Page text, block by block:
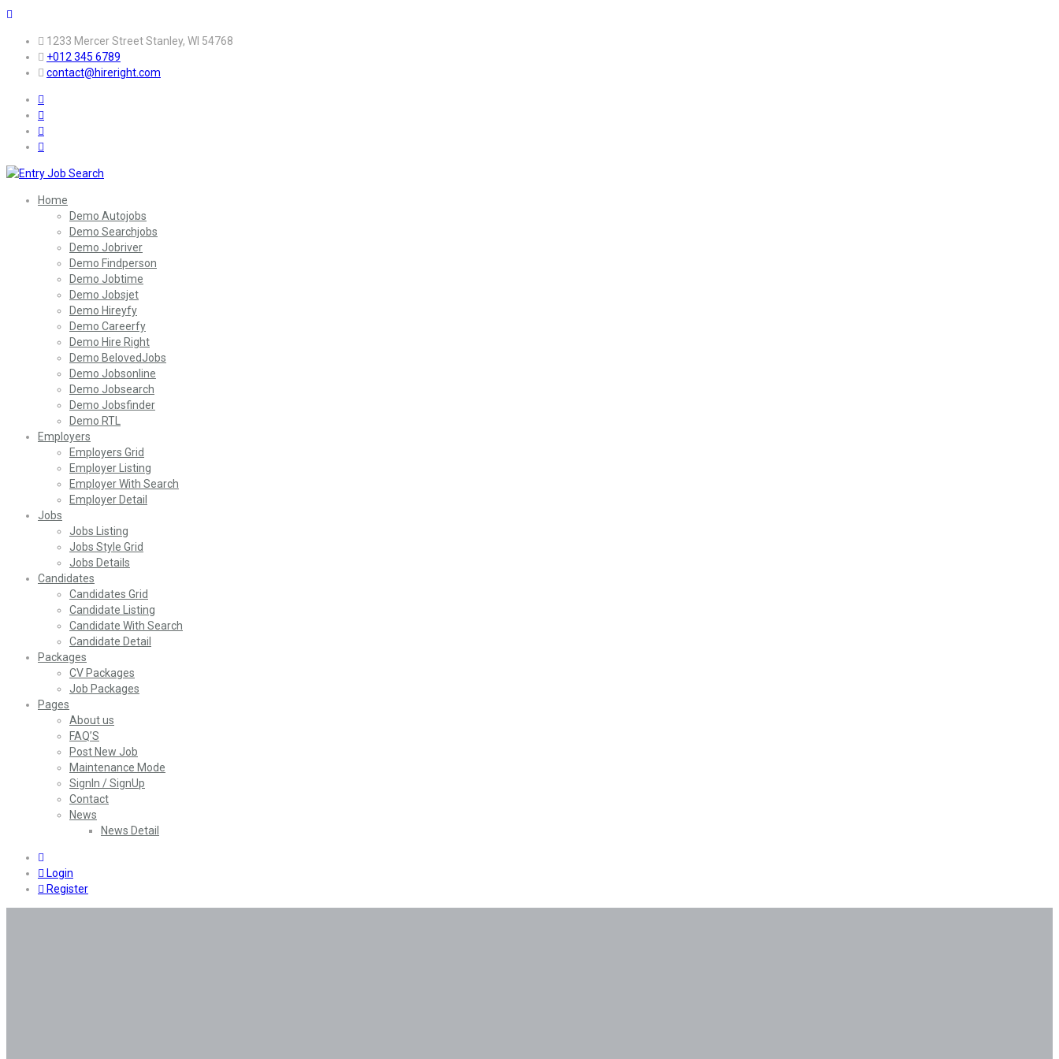
1233 Mercer Street Stanley, WI 54768
+012 345 6789
contact@hireright.com
Home
Demo Autojobs
Demo Searchjobs
Demo Jobriver
Demo Findperson
Demo Jobtime
Demo Jobsjet
Demo Hireyfy
Demo Careerfy
Demo Hire Right
Demo BelovedJobs
Demo Jobsonline
Demo Jobsearch
Demo Jobsfinder
Demo RTL
Employers
Employers Grid
Employer Listing
Employer With Search
Employer Detail
Jobs
Jobs Listing
Jobs Style Grid
Jobs Details
Candidates
Candidates Grid
Candidate Listing
Candidate With Search
Candidate Detail
Packages
CV Packages
Job Packages
Pages
About us
FAQ’S
Post New Job
Maintenance Mode
SignIn / SignUp
Contact
News
News Detail
Login
Register